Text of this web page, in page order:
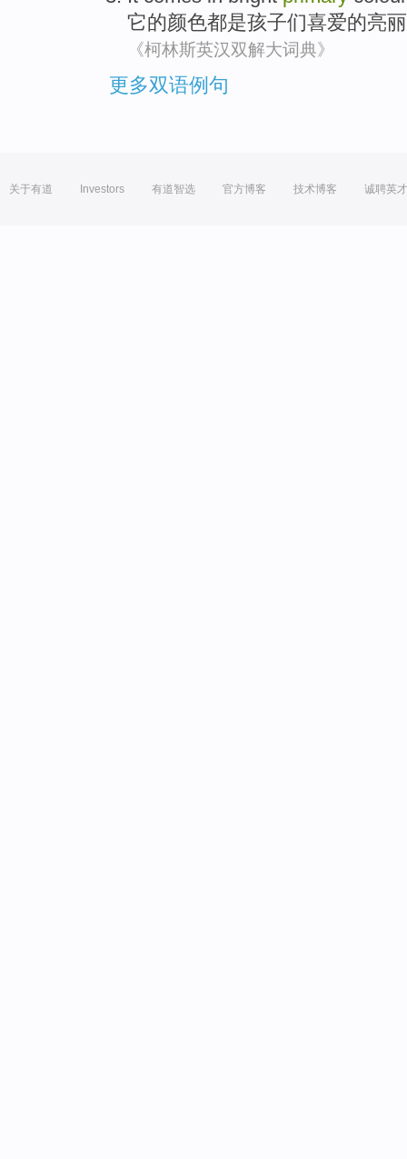
它的颜色都是孩子们喜爱的亮丽
《柯林斯英汉双解大词典》
更多双语例句
关于有道 Investors 有道智选 官方博客 技术博客 诚聘英才